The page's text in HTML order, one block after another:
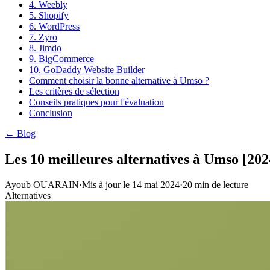
4. Weebly
5. Shopify
6. WordPress
7. Zyro
8. Jimdo
9. BigCommerce
10. GoDaddy Website Builder
Comment choisir la bonne alternative à Umso ?
Les critères de sélection
Conseils pratiques pour l'évaluation
Conclusion
← Blog
Les 10 meilleures alternatives à Umso
Ayoub OUARAIN·Mis à jour le 14 mai 2024·20 min de lecture
Alternatives